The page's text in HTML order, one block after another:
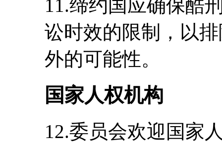
11.缔约国应确保酷
讼时效的限制，以
外的可能性。
国家人权机构
12.委员会欢迎国家